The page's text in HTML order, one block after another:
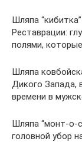
Шляпа
Реставрации:
полями,
Шляпа
Дикого Запада,
времени в
Шляпа “монт-о-
головной убор